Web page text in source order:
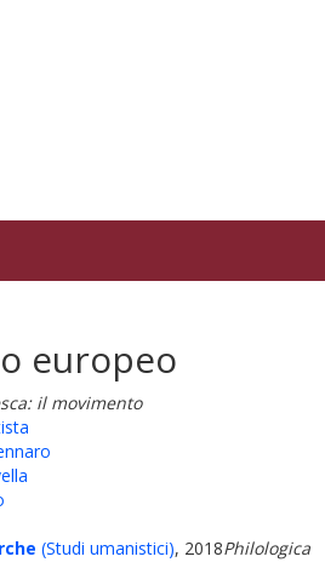
europeo
il movimento
(Studi umanistici), 2018Philologica